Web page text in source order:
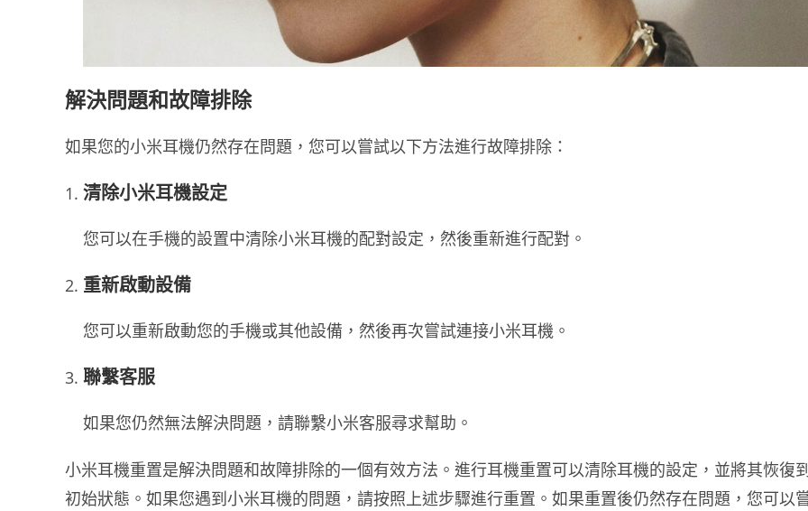
解決問題和故障排除
如果您的小米耳機仍然存在問題，您可以嘗試以下方法進行故障排除：
清除小米耳機設定
您可以在手機的設置中清除小米耳機的配對設定，然後重新進行配對。
重新啟動設備
您可以重新啟動您的手機或其他設備，然後再次嘗試連接小米耳機。
聯繫客服
如果您仍然無法解決問題，請聯繫小米客服尋求幫助。
小米耳機重置是解決問題和故障排除的一個有效方法。進行耳機重置可以清除耳機的設定，並將其恢復
初始狀態。如果您遇到小米耳機的問題，請按照上述步驟進行重置。如果重置後仍然存在問題，您可以